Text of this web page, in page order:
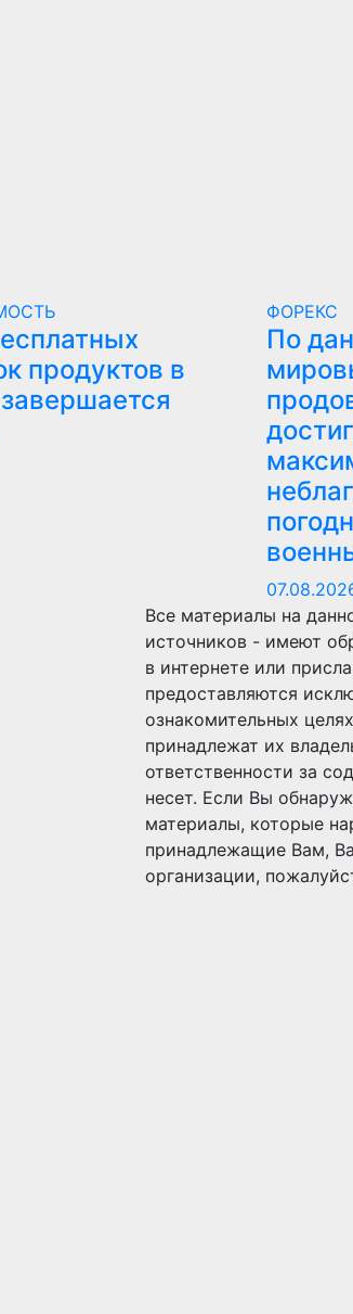
продуктов в
ФОРЕКС
По
Все материалы на
источников - имеют
в интернете или
предоставляются
ознакомительных
принадлежат их
ответственности за
несет. Если Вы
материалы, которые
принадлежащие Вам,
организации,